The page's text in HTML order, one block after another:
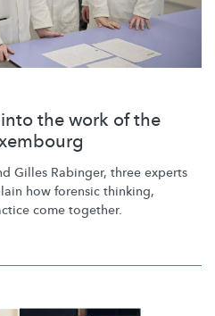
the work of the
Gilles Rabinger, three experts
how forensic thinking,
come together.